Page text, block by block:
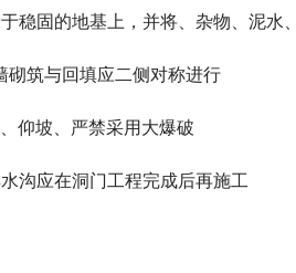
稳固的地基上，并将、杂物、泥水
砌筑与回填应二侧对称进行
仰坡、严禁采用大爆破
沟应在洞门工程完成后再施工